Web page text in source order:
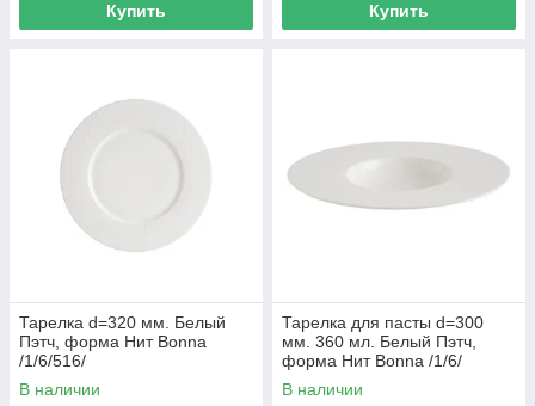
Купить Купить
Тарелка d=320 мм. Белый
Пэтч, форма Нит Bonna
/1/6/516/
В наличии
Тарелка для пасты d=300
мм. 360 мл. Белый Пэтч,
форма Нит Bonna /1/6/
В наличии